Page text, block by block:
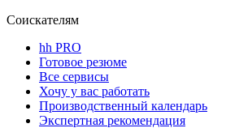
Соискателям
hh PRO
Готовое резюме
Все сервисы
Хочу у вас работать
Производственный календарь
Экспертная рекомендация